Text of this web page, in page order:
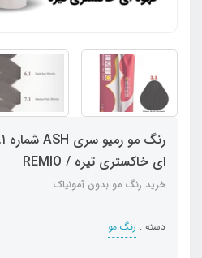
ای خاکستری تیره / REMIO
خرید رنگ مو بدون آمونیاک
دسته : رنگ مو